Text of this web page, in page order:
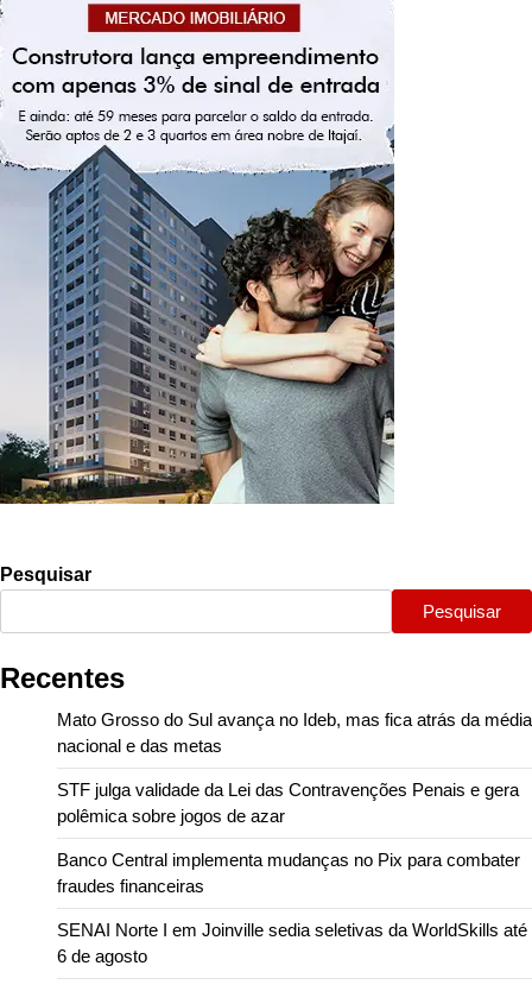
Pesquisar
Pesquisar
Recentes
Mato Grosso do Sul avança no Ideb, mas fica atrás da média
nacional e das metas
STF julga validade da Lei das Contravenções Penais e gera
polêmica sobre jogos de azar
Banco Central implementa mudanças no Pix para combater
fraudes financeiras
SENAI Norte I em Joinville sedia seletivas da WorldSkills até
6 de agosto